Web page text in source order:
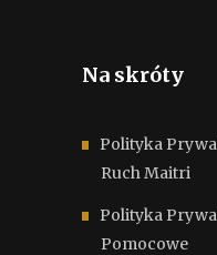
Na skróty
Polityka
Ruch Maitri
Polityka
Pomocowe